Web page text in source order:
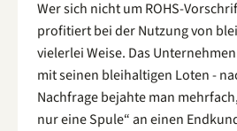
Wer sich nicht um ROHS-
profitiert bei der Nutzung von
vielerlei Weise. Das
mit seinen bleihaltigen Loten -
Nachfrage bejahte man
nur eine Spule“ an einen